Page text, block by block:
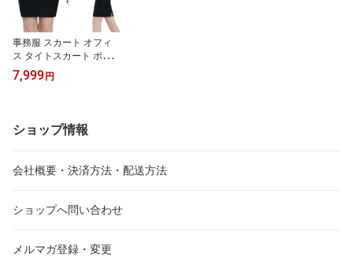
事務服 スカート オフィ
ス タイトスカート ポケ
ットあり ウェストゴム
レディース ボトムス ス
ィス 制服 OL 女性 フォー
マル 事務員 受付 制服 ビ
就活
7,999 円
ショップ情報
会社概要・決済方法・配送方法
ショップへ問い合わせ
メルマガ登録・変更